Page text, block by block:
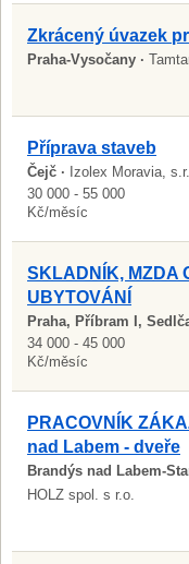
Zkrácený úvazek
Praha-Vysočany ·
Příprava staveb
Čejč · Izolex Moravia,
30 000 - 55 000
Kč/měsíc
SKLADNÍK, MZDA
UBYTOVÁNÍ
Praha, Příbram I,
34 000 - 45 000
Kč/měsíc
PRACOVNÍK
nad Labem - dveře
Brandýs nad Labem-
HOLZ spol. s r.o.